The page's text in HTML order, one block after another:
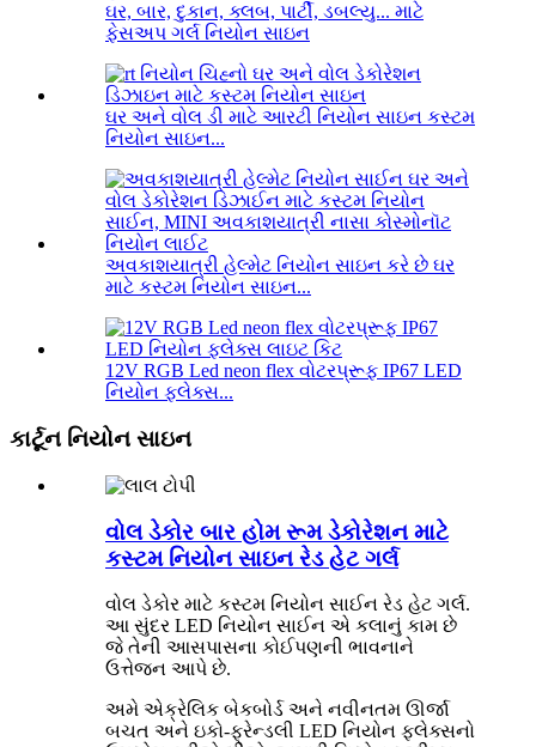
ઘર, બાર, દુકાન, ક્લબ, પાર્ટી, ડબલ્યુ... માટે
ફેસઅપ ગર્લ નિયોન સાઇન
ઘર અને વોલ ડી માટે આરટી નિયોન સાઇન કસ્ટમ
નિયોન સાઇન...
અવકાશયાત્રી હેલ્મેટ નિયોન સાઇન કરે છે ઘર
માટે કસ્ટમ નિયોન સાઇન...
12V RGB Led neon flex વોટરપ્રૂફ IP67 LED
નિયોન ફ્લેક્સ...
કાર્ટૂન નિયોન સાઇન
વોલ ડેકોર બાર હોમ રૂમ ડેકોરેશન માટે
કસ્ટમ નિયોન સાઇન રેડ હેટ ગર્લ
વોલ ડેકોર માટે કસ્ટમ નિયોન સાઈન રેડ હેટ ગર્લ.
આ સુંદર LED નિયોન સાઈન એ કલાનું કામ છે
જે તેની આસપાસના કોઈપણની ભાવનાને
ઉત્તેજન આપે છે.
અમે એક્રેલિક બેકબોર્ડ અને નવીનતમ ઊર્જા
બચત અને ઇકો-ફ્રેન્ડલી LED નિયોન ફ્લેક્સનો